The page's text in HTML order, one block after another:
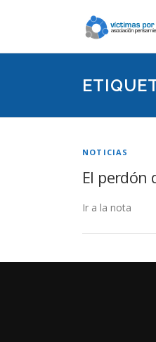
NOTICIAS
El perdón
Ir a la nota